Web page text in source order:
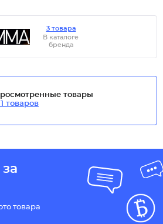
3 товара
В каталоге
бренда
товары
товаров
товара